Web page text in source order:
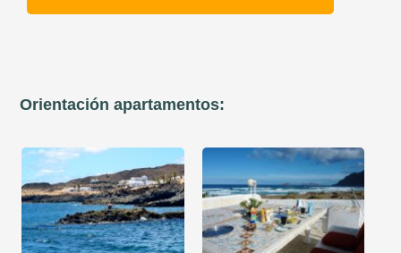
Orientación apartamentos: